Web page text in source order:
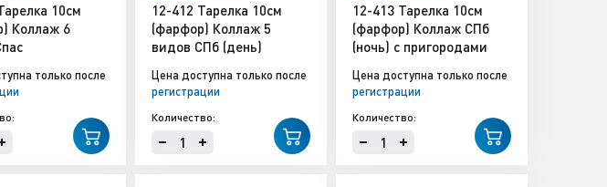
10см
Коллаж 6
только после
12-412 Тарелка 10см
(фарфор) Коллаж 5
видов СПб (день)
Цена доступна только после
регистрации
Количество:
12-413 Тарелка 10см
(фарфор) Коллаж СПб
(ночь) с пригородами
Цена доступна только после
регистрации
Количество: